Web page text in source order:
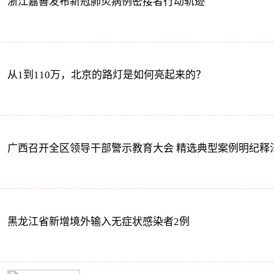
从1到110万，北京的路灯是如何亮起来的？
广西召开全区领导干部警示教育大会 精选典型案例明纪释
黑龙江省新增境外输入无症状感染者2例